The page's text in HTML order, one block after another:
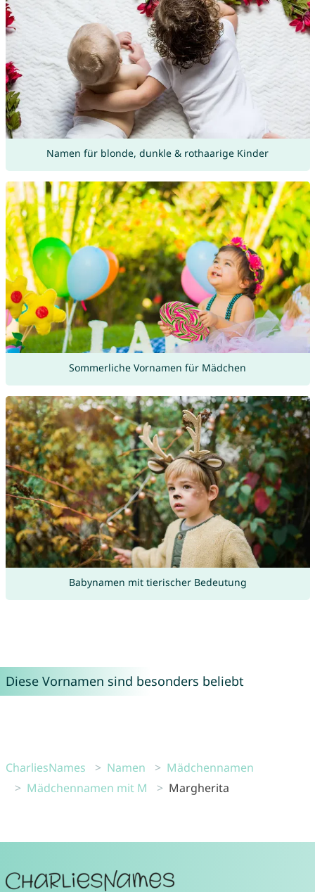
Namen für blonde, dunkle & rothaarige Kinder
Sommerliche Vornamen für Mädchen
Babynamen mit tierischer Bedeutung
Diese Vornamen sind besonders beliebt
CharliesNames Namen
Mädchennamen
Mädchennamen mit M
Margherita